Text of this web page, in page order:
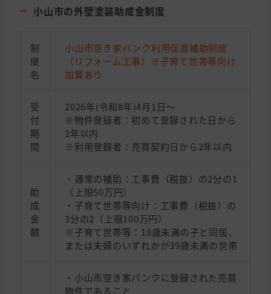
小山市の外壁塗装助成金制度
制
度
名
小山市空き家バンク利用促進補助制度
（リフォーム工事）※子育て世帯等向け
加算あり
受
付
期
間
2026年(令和8年)4月1日～
※物件登録者：初めて登録された日から
2年以内
※利用登録者：売買契約日から2年以内
助
成
金
額
・通常の補助：工事費（税抜）の2分の1
（上限50万円）
・子育て世帯等向け：工事費（税抜）の
3分の2（上限100万円）
※子育て世帯等：18歳未満の子と同居、
または夫婦のいずれかが39歳未満の世帯
・小山市空き家バンクに登録された売買
物件であること